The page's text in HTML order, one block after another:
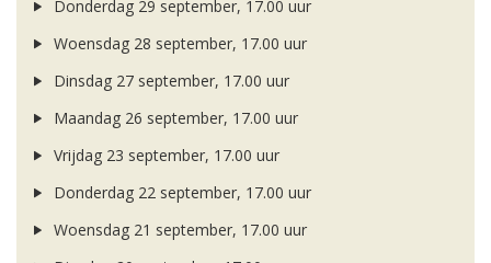
Donderdag 29 september, 17.00 uur
Woensdag 28 september, 17.00 uur
Dinsdag 27 september, 17.00 uur
Maandag 26 september, 17.00 uur
Vrijdag 23 september, 17.00 uur
Donderdag 22 september, 17.00 uur
Woensdag 21 september, 17.00 uur